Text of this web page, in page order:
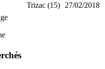
Trizac (15) 27/02/2018